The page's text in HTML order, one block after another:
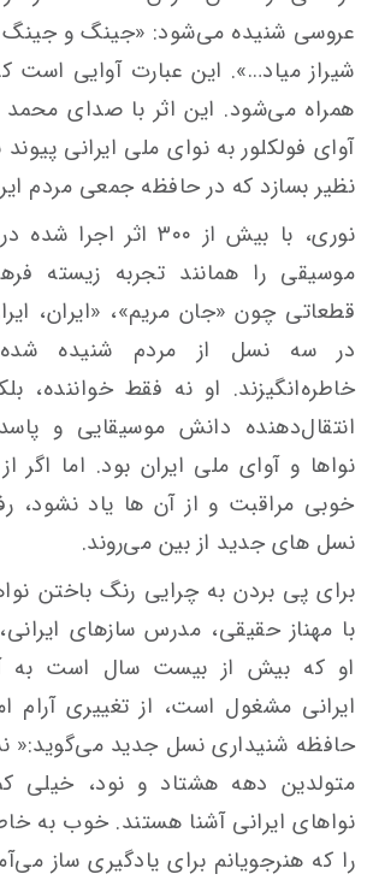
عروسی شنیده می‌شود: «جینگ و جینگ
شیراز میاد…». این عبارت آوایی
همراه می‌شود. این اثر با صدای محمد
آوای فولکلور به نوای ملی ایرانی
نظیر بسازد که در حافظه جمعی مردم
نوری، با بیش از ۳۰۰ اثر
موسیقی را همانند تجربه زیسته
قطعاتی چون «جان مریم»، «ایران،
در سه نسل از مردم شنیده
خاطره‌انگیزند. او نه فقط خواننده،
انتقال‌دهنده دانش موسیقایی و
نواها و آوای ملی ایران بود. اما اگر
خوبی مراقبت و از آن ها یاد نشود،
نسل های جدید از بین می‌روند.
برای پی بردن به چرایی رنگ باختن
با مهناز حقیقی، مدرس سازهای
او که بیش از بیست سال است به
ایرانی مشغول است، از تغییری آرام
حافظه شنیداری نسل جدید می‌گوید:«
متولدین دهه هشتاد و نود، خیلی
نواهای ایرانی آشنا هستند. خوب به
را که هنرجویانم برای یادگیری ساز